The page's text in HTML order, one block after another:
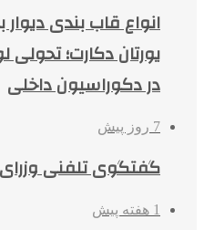
انواع قاب بندی
یورتان دکارت؛
در دکوراسیون داخلی
7 روز پیش
گفتگوی تلفنی وزرای
1 هفته پیش